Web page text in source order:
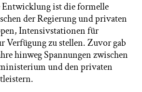
Entwicklung ist die formelle
der Regierung und privaten
Intensivstationen für
Verfügung zu stellen. Zuvor gab
hinweg Spannungen zwischen
und den privaten